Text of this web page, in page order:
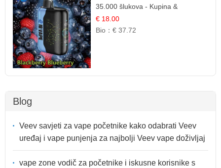
35.000 šlukova - Kupina &
Borovnica | Intenzivna Mješavina
Šumskog Voća
€ 18.00
Bio：€ 37.72
Blog
Veev savjeti za vape početnike kako odabrati Veev
uređaj i vape punjenja za najbolji Veev vape doživljaj
vape zone vodič za početnike i iskusne korisnike s